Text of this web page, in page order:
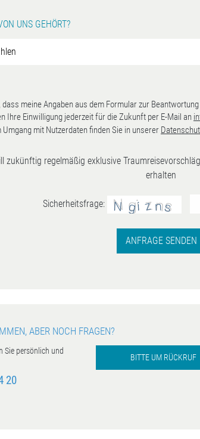
UNS GEHÖRT?
dass meine Angaben aus dem Formular zur
Ihre Einwilligung jederzeit für die Zukunft per E-Mail an
mit Nutzerdaten finden Sie in unserer
zukünftig regelmäßig exklusive
erhalten
Sicherheitsfrage:
ANFRAGE SENDEN
ABER NOCH FRAGEN?
Sie persönlich und
20
BITTE UM RÜCKRUF